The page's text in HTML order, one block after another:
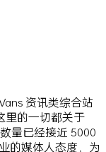
资讯类综合站
里的一切都关于
量已经接近 5000
的媒体人态度，为